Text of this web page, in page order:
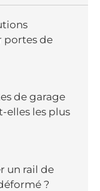
portes de
de garage
elles les plus
un rail de
?